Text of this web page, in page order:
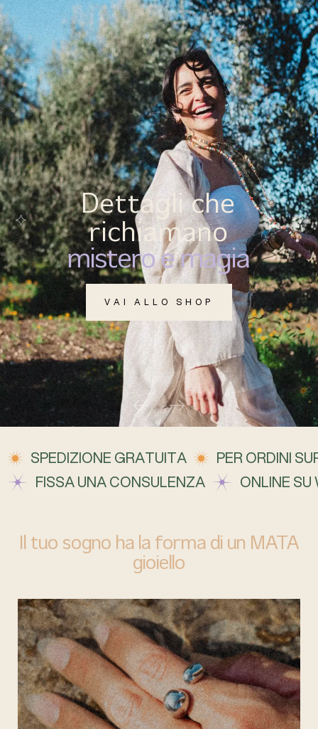
(0)
MENU
Dettagli che
richiamano
mistero e magia
VAI ALLO SHOP
SPEDIZIONE GRATUITA
PER ORDINI
FISSA UNA CONSULENZA
ONLINE
Il tuo sogno ha la forma di un MATA
gioiello